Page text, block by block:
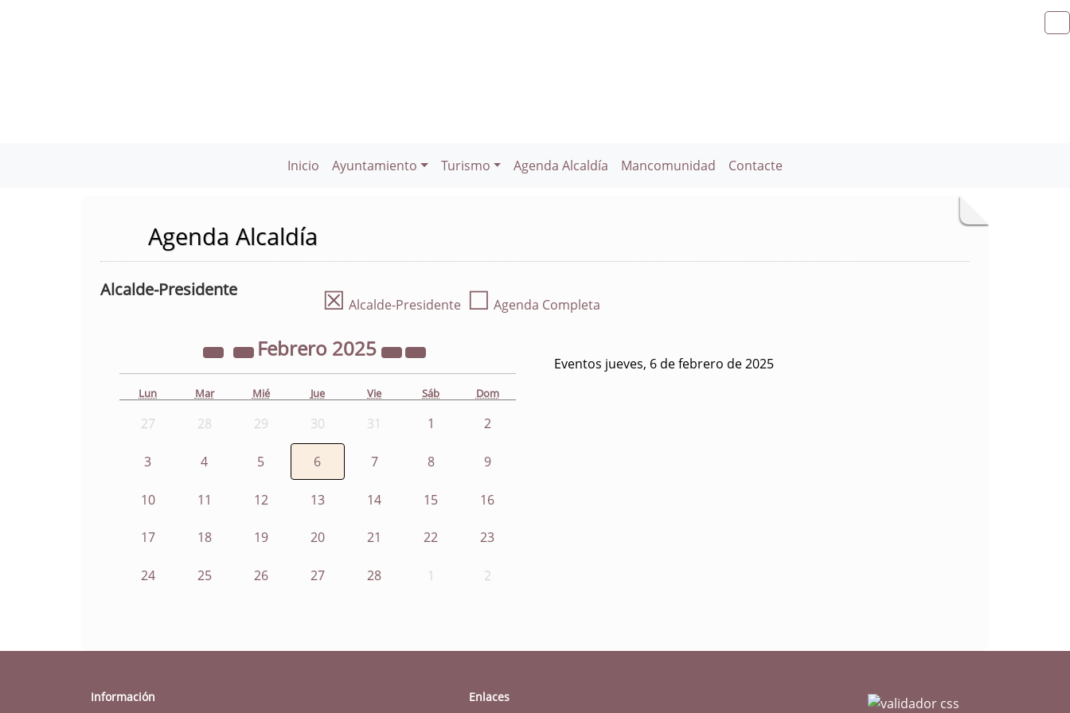
Inicio Ayuntamiento Turismo Agenda Alcaldía Mancomunidad Contacte
Agenda Alcaldía
Alcalde-Presidente ☒ Alcalde-Presidente ☐ Agenda Completa
Febrero 2025
Lun Mar Mié Jue Vie Sáb Dom
27 28 29 30 31 1 2
3 4 5 6 7 8 9
10 11 12 13 14 15 16
17 18 19 20 21 22 23
24 25 26 27 28 1 2
Eventos jueves, 6 de febrero de 2025
Información Enlaces